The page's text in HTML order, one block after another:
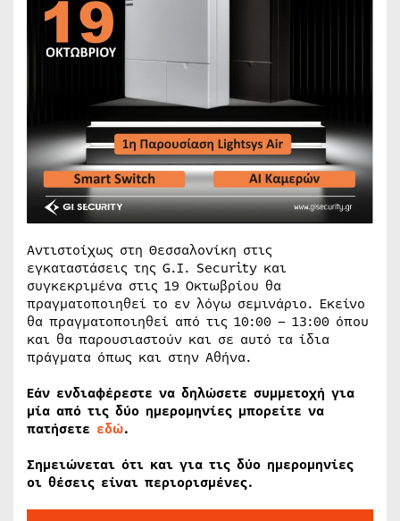
Αντιστοίχως στη Θεσσαλονίκη στις
εγκαταστάσεις της G.I. Security και
συγκεκριμένα στις 19 Οκτωβρίου θα
πραγματοποιηθεί το εν λόγω σεμινάριο. Εκείνο
θα πραγματοποιηθεί από τις 10:00 – 13:00 όπου
και θα παρουσιαστούν και σε αυτό τα ίδια
πράγματα όπως και στην Αθήνα.
Εάν ενδιαφέρεστε να δηλώσετε συμμετοχή για
μία από τις δύο ημερομηνίες μπορείτε να
πατήσετε εδώ.
Σημειώνεται ότι και για τις δύο ημερομηνίες
οι θέσεις είναι περιορισμένες.